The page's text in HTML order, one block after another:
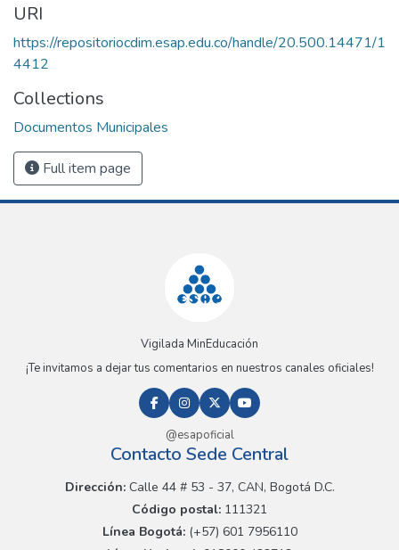
URI
https://repositoriocdim.esap.edu.co/handle/20.500.14471/1
4412
Collections
Documentos Municipales
Full item page
Vigilada MinEducación
¡Te invitamos a dejar tus comentarios en nuestros canales oficiales!
@esapoficial
Contacto Sede Central
Dirección:Calle 44 # 53 - 37, CAN, Bogotá D.C.
Código postal: 111321
Línea Bogotá:(+57) 601 7956110